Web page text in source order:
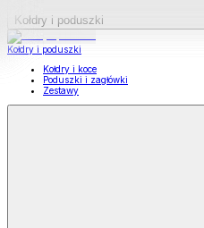
Kołdry i poduszki
Kołdry i poduszki
Kołdry i koce
Poduszki i zagłówki
Zestawy